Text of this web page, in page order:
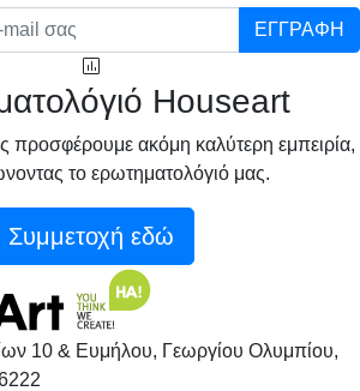
ΕΓΓΡΑΦΗ
Houseart
προσφέρουμε ακόμη καλύτερη εμπειρία,
το ερωτηματολόγιό μας.
Συμμετοχή εδώ
10 & Ευμήλου, Γεωργίου Ολυμπίου,